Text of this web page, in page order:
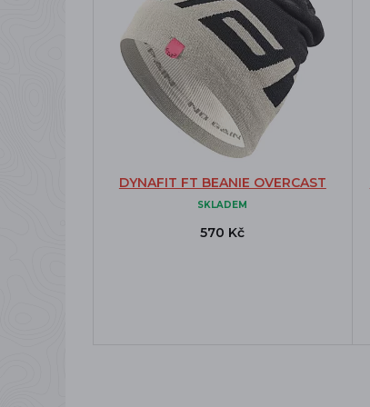
DYNAFIT FT BEANIE OVERCAST
SKLADEM
570 Kč